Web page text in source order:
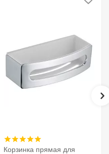
Корзинка прямая для